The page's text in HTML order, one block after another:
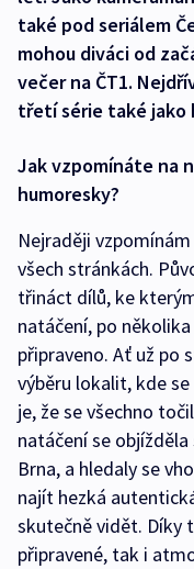
také pod seriálem
mohou diváci od
večer na ČT1.
třetí série také jako
Jak vzpomínáte na
humoresky?
Nejraději
všech stránkách.
třináct dílů, ke
natáčení, po
připraveno. Ať už po
výběru lokalit, kde
je, že se všechno
natáčení se
Brna, a hledaly se
najít hezká
skutečně vidět. Díky
připravené, tak i